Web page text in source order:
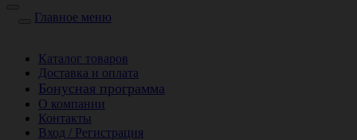
Главное меню
Каталог товаров
Доставка и оплата
Бонусная программа
О компании
Контакты
Вход / Регистрация